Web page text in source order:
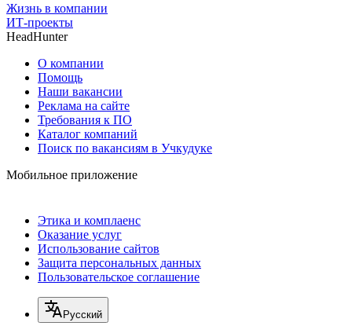
Жизнь в компании
ИТ-проекты
HeadHunter
О компании
Помощь
Наши вакансии
Реклама на сайте
Требования к ПО
Каталог компаний
Поиск по вакансиям в Учкудуке
Мобильное приложение
Этика и комплаенс
Оказание услуг
Использование сайтов
Защита персональных данных
Пользовательское соглашение
Русский